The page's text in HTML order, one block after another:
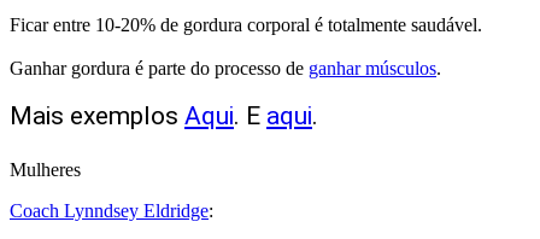
Ficar entre 10-20% de gordura corporal é totalmente saudável.
Ganhar gordura é parte do processo de ganhar músculos.
Mais exemplos Aqui. E aqui.
Mulheres
Coach Lynndsey Eldridge: